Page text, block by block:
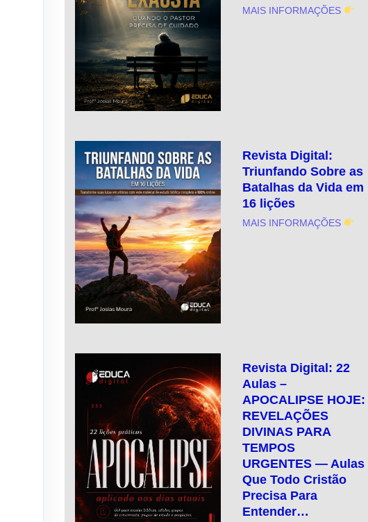
MAIS INFORMAÇÕES
Revista Digital:
Triunfando Sobre as
Batalhas da Vida em
16 lições
MAIS INFORMAÇÕES
Revista Digital: 22
Aulas –
APOCALIPSE HOJE:
REVELAÇÕES
DIVINAS PARA
TEMPOS
URGENTES — Aulas
Que Todo Cristão
Precisa Para
Entender…